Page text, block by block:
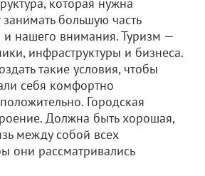
большую часть
нашего внимания. Туризм —
инфраструктуры и бизнеса.
такие условия, чтобы
себя комфортно
Городская
Должна быть хорошая,
между собой всех
они рассматривались